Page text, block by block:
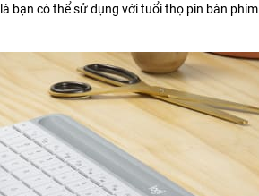
bạn có thể sử dụng với tuổi thọ pin bàn